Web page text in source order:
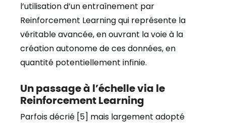
l’utilisation d’un entraînement par
Reinforcement Learning qui représente la
véritable avancée, en ouvrant la voie à la
création autonome de ces données, en
quantité potentiellement infinie.
Un passage à l’échelle via le
Reinforcement Learning
Parfois décrié [5] mais largement adopté